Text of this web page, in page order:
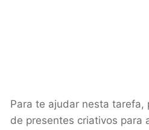
Para te ajudar nesta tarefa,
de presentes criativos para